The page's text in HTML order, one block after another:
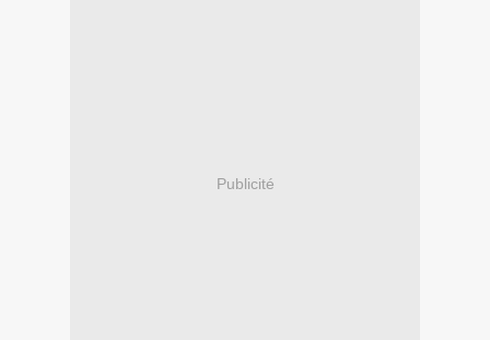
Publicité